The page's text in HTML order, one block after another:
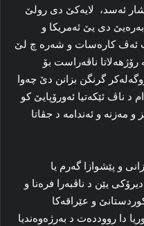
ئەسد، لایەکێ دی رولێ
بەرەیێ دی یێ ئەمریکا و
ئەڤ کارەسات و شەرە چ لێ
ناڤەراست بۆ
گرنگن بزانن دێ چەوا
د ناڤ ئێکەتیا ئەورۆپایێ کو
و مەزنە و ئەندامە د جڤاتا
و پێشوازا گەرم یا
یێن د ناڤبەرا فرەنا و
و عێراقەکا
دا رووددەت د بەرژەوەندیا